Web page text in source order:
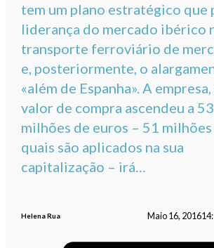
tem um plano estratégico que
liderança do mercado ibérico
transporte ferroviário de
e, posteriormente, o
«além de Espanha». A
valor de compra ascendeu a 53
milhões de euros – 51
quais são aplicados na sua
capitalização – irá…
Helena Rua Maio 16, 2016